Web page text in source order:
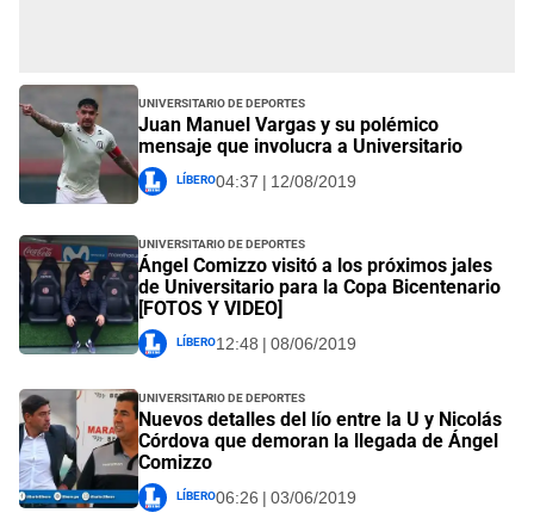
Universitario de Deportes
Juan Manuel Vargas y su polémico
mensaje que involucra a Universitario
Líbero04:37 | 12/08/2019
Universitario de Deportes
Ángel Comizzo visitó a los próximos jales
de Universitario para la Copa Bicentenario
[FOTOS Y VIDEO]
Líbero12:48 | 08/06/2019
Universitario de Deportes
Nuevos detalles del lío entre la U y Nicolás
Córdova que demoran la llegada de Ángel
Comizzo
Líbero06:26 | 03/06/2019